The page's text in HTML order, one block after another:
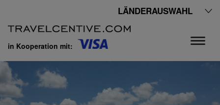
LÄNDERAUSWAHL
in Kooperation mit: